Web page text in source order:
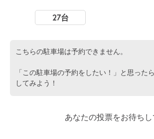
27台
こちらの駐車場は予約できません。
「この駐車場の予約をしたい！」と思った
してみよう！
あなたの投票をお待ち